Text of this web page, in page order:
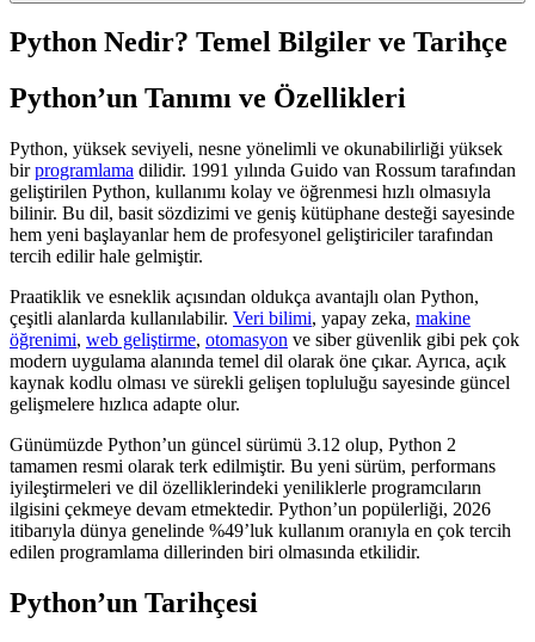
Python Nedir? Temel Bilgiler ve Tarihçe
Python’un Tanımı ve Özellikleri
Python, yüksek seviyeli, nesne yönelimli ve okunabilirliği yüksek
birprogramlama dilidir. 1991 yılında Guido van Rossum tarafından
geliştirilen Python, kullanımı kolay ve öğrenmesi hızlı olmasıyla
bilinir. Bu dil, basit sözdizimi ve geniş kütüphane desteği sayesinde
hem yeni başlayanlar hem de profesyonel geliştiriciler tarafından
tercih edilir hale gelmiştir.
Praatiklik ve esneklik açısından oldukça avantajlı olan Python,
çeşitli alanlarda kullanılabilir. Veri bilimi, yapay zeka, makine
öğrenimi, web geliştirme, otomasyon ve siber güvenlik gibi pek çok
modern uygulama alanında temel dil olarak öne çıkar. Ayrıca, açık
kaynak kodlu olması ve sürekli gelişen topluluğu sayesinde güncel
gelişmelere hızlıca adapte olur.
Günümüzde Python’un güncel sürümü 3.12 olup, Python 2
tamamen resmi olarak terk edilmiştir. Bu yeni sürüm, performans
iyileştirmeleri ve dil özelliklerindeki yeniliklerle programcıların
ilgisini çekmeye devam etmektedir. Python’un popülerliği, 2026
itibarıyla dünya genelinde %49’luk kullanım oranıyla en çok tercih
edilen programlama dillerinden biri olmasında etkilidir.
Python’un Tarihçesi